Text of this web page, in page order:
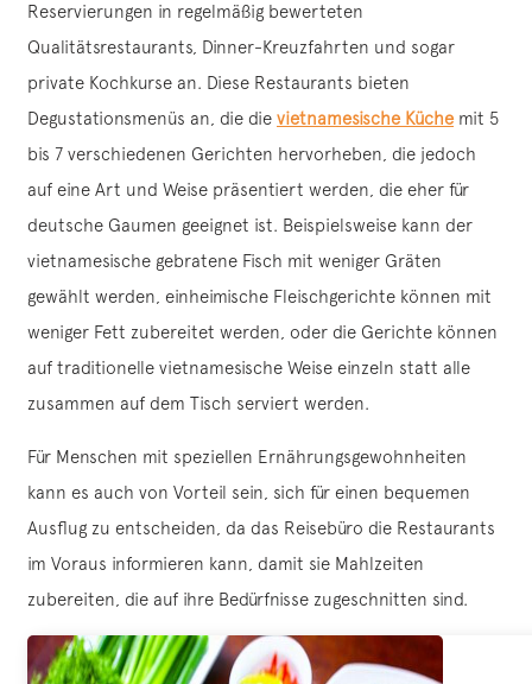
Reservierungen in regelmäßig bewerteten
Qualitätsrestaurants, Dinner-Kreuzfahrten und sogar
private Kochkurse an. Diese Restaurants bieten
Degustationsmenüs an, die die vietnamesische Küchemit 5
bis 7 verschiedenen Gerichten hervorheben, die jedoch
auf eine Art und Weise präsentiert werden, die eher für
deutsche Gaumen geeignet ist. Beispielsweise kann der
vietnamesische gebratene Fisch mit weniger Gräten
gewählt werden, einheimische Fleischgerichte können mit
weniger Fett zubereitet werden, oder die Gerichte können
auf traditionelle vietnamesische Weise einzeln statt alle
zusammen auf dem Tisch serviert werden.
Für Menschen mit speziellen Ernährungsgewohnheiten
kann es auch von Vorteil sein, sich für einen bequemen
Ausflug zu entscheiden, da das Reisebüro die Restaurants
im Voraus informieren kann, damit sie Mahlzeiten
zubereiten, die auf ihre Bedürfnisse zugeschnitten sind.